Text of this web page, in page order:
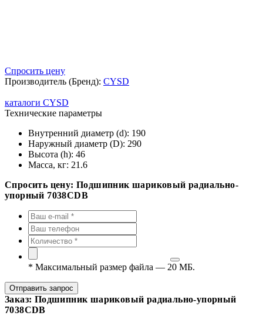
Спросить цену
Производитель (Бренд): CYSD
каталоги CYSD
Технические параметры
Внутренний диаметр (d): 190
Наружный диаметр (D): 290
Высота (h): 46
Масса, кг: 21.6
Спросить цену: Подшипник шариковый радиально-
упорный 7038CDB
* Максимальный размер файла — 20 МБ.
Отправить запрос
Заказ: Подшипник шариковый радиально-упорный
7038CDB